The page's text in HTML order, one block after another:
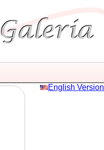
English Version